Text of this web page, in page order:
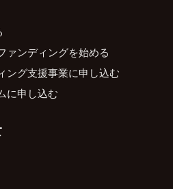
ァンディングを始める
ング支援事業に申し込む
に申し込む